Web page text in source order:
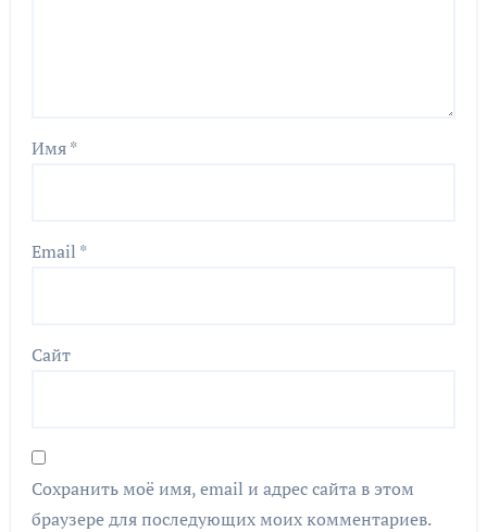
Имя*
Email *
Сайт
Сохранить моё имя, email и адрес сайта в этом
браузере для последующих моих комментариев.